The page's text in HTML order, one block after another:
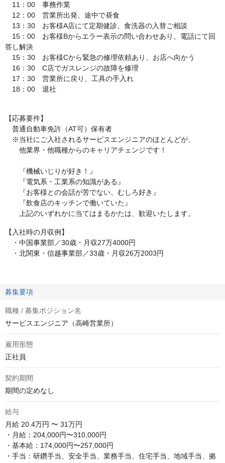
11：00 事務作業
12：00 営業所出発、途中で昼食
13：30 お客様A店にて定期健診、食洗器の入替ご相談
15：00 お客様Bからエラー表示の問い合わせあり、電話にて回
答し解決
15：30 お客様Cから緊急の修理依頼あり、お店へ向かう
16：30 C店でガスレンジの故障を修理
17：30 営業所に戻り、工具の手入れ
18：00 退社
【応募要件】
普通自動車免許（AT可）保有者
※当社にご入社されるサービスエンジニアのほとんどが、
他業界・他職種からのキャリアチェンジです！
『機械いじりが好き！』
『電気系・工業系の知識がある』
『お客様との会話が苦でない、むしろ好き』
『飲食店のキッチンで働いていた』
上記のいずれかに当てはまるかたは、歓迎いたします。
【入社時の月収例】
・中国事業部／30歳・月収27万4000円
・北関東・信越事業部／33歳・月収26万2003円
募集要項
職種 / 募集ポジション名
サービスエンジニア（高崎営業所）
雇用形態
正社員
契約期間
期間の定めなし
給与
月給 20.4万円 〜 31万円
・月給：204,000円〜310,000円
・基本給：174,000円〜257,000円
・手当：研鑽手当、安全手当、業務手当、住宅手当、地域手当、拠